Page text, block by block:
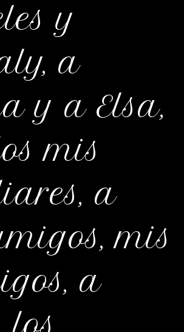
y
a
y a Elsa,
mis
a
mis
a
los